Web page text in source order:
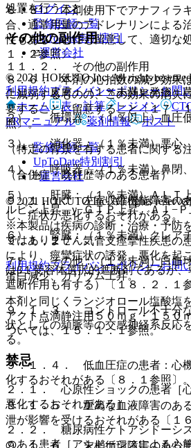
８．５． 本剤使用下でアナフィラ
合、通常用量のアドレナリンによる
性もあることにも留意して、適切な
１．２参照〕。
８．６． 本剤の心拍数の減少効果
に減弱するものの、この効果の消失
要することに留意すること〔１７．
照〕。
（特定の背景を有する患者に関する注
（合併症・既往歴等のある患者）
９．１．１． 左室収縮機能障害の
し、症状が悪化するおそれがある。
９．１．２． 気管支痙攣性疾患の
により、痙攣症状の誘発、悪化を起
はβ１受容体選択的遮断剤であるが
遮断作用も有する）〔１８．２．１
９．１．３． コントロール不十分
状としての頻脈等の交感神経系反応
る。
９．１．４． 低血圧症の患者：心
化するおそれがある〔８．１参照〕。
９．１．５． 重篤な血液障害のあ
泄が影響を受けるおそれがある〔１
処置を行うこと。
その他の副作用
１１．２． その他の副作用
１）． 皮膚：（１％未満）発疹、
２）． 循環器：（１％以上）血圧低
３）． 消化器：（１％未満）悪心
４）． 呼吸器：（１％未満）鼻閉、
５）． 肝臓：（１％未満）ＡＬＴ
ルビン上昇、γ−ＧＴＰ上昇、Ａｌ−Ｐ
６）． 腎臓：（１％未満）クレア
７）． その他：（１％未満）白血
蛋白減少、カリウム上昇。
本剤と同じくランジオロール塩酸塩
アクト点滴静注用５０ｍｇ・１５０
ついては、１５．１．１参照。
禁忌
２．１． 心原性ショックの患者［
悪化するおそれがある］。
２．２． 糖尿病性ケトアシドーシ
のある患者［アシドーシスによる心
ログイン
監修医師一覧
UpToDate特別割引
運営会社
© 2021 HOKUTO Inc. All rights
利用規約プライバシーポリシーお問
ホーム
表・計算 レジメン
ERマニュアル
薬剤情報 ポスト
監修医師一覧
UpToDate特別割引
運営会社
© 2021 HOKUTO Inc. All rights
※本製品は疾病の診断・治療・予防
ではありません。
利用規約プライバシーポリシーお問